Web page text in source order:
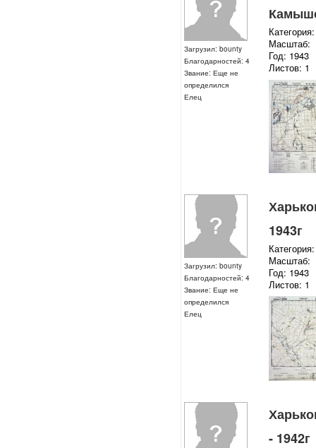
Загрузил: bounty
Благодарностей: 4
Звание: Еще не
определился
Елец
Масштаб:
Год: 1943
Листов: 1
Загрузил: bounty
Благодарностей: 4
Звание: Еще не
определился
Елец
1943г
Масштаб:
Год: 1943
Листов: 1
- 1942г